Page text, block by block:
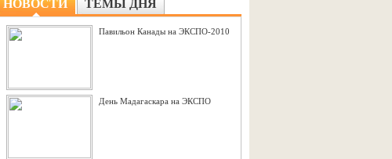
НОВОСТИ ТЕМЫ ДНЯ
Павильон Канады на ЭКСПО-2010
День Мадагаскара на ЭКСПО